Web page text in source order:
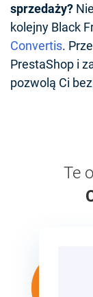
sprzedaży?
kolejny Black
Convertis.
PrestaShop i
pozwolą Ci
Te